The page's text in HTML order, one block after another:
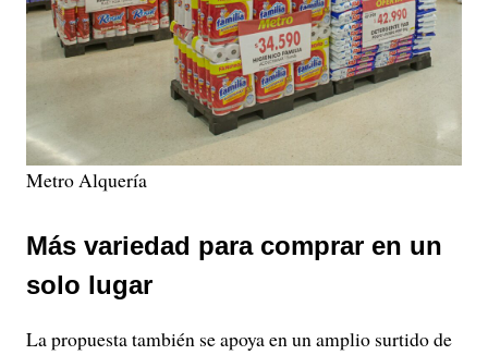
Metro Alquería
Más variedad para comprar en un
solo lugar
La propuesta también se apoya en un amplio surtido de